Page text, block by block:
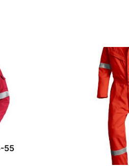
55